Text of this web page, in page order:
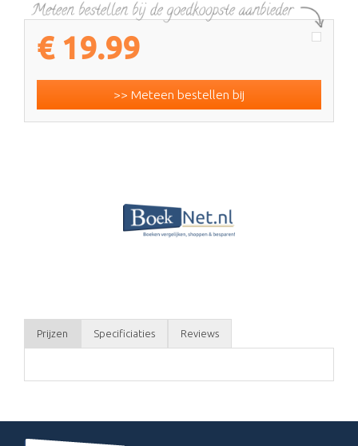
€ 19.99
>> Meteen bestellen bij
Prijzen Specificiaties Reviews